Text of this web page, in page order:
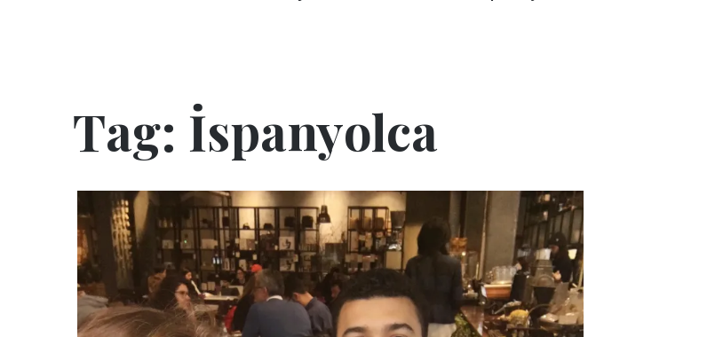
Tag: İspanyolca